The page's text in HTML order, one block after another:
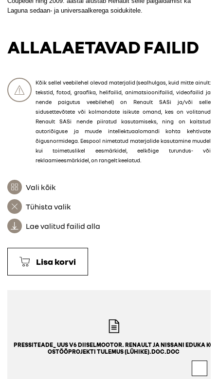
Laguna sedaan- ja universaalkerega soidukitele.
ALLALAETAVAD FAILID
Kõik sellel veebilehel olevad materjalid (sealhulgas, kuid mitte ainult:
tekstid, fotod, graafika, helifailid, animatsioonifailid, videofailid ja
nende paigutus veebilehel) on Renault SASi ja/või selle
sidusettevõtete või kolmandate isikute omand, kes on volitanud
Renault SASi nende piiratud kasutamiseks, ning on kaitstud
autoriõiguse ja muude intellektuaalomandi kohta kehtivate
õigusnormidega. Eespool nimetatud materjalide kasutamine muudel
kui toimetuslikel eesmärkidel, eelkõige turundus- või
reklaamieesmärkidel, on rangelt keelatud.
Vali kõik
Tühista valik
Lae valitud failid alla
Lisa korvi
PRESSITEADE_ UUS V6 DIISELMOOTOR. RENAULT JA NISSANI EDUKA KO
OSTÖÖPROJEKTI TULEMUS (LÜHIKE).DOC.DOC